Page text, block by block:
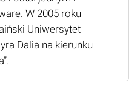
W 2005 roku
Uniwersytet
Dalia na kierunku